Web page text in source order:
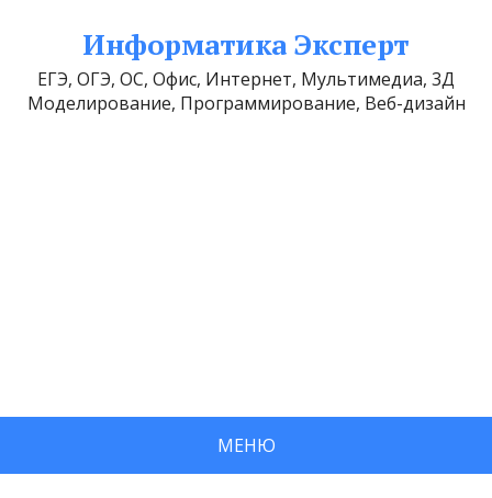
Информатика Эксперт
ЕГЭ, ОГЭ, ОС, Офис, Интернет, Мультимедиа, 3Д
Моделирование, Программирование, Веб-дизайн
МЕНЮ